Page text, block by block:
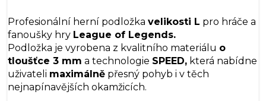
Profesionální herní podložka velikosti L pro hráče a
fanoušky hry League of Legends.
Podložka je vyrobena z kvalitního materiálu o
tloušťce 3 mm a technologie SPEED, která nabídne
uživateli maximálně přesný pohyb i v těch
nejnapínavějších okamžicích.